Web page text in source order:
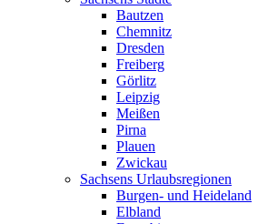
Bautzen
Chemnitz
Dresden
Freiberg
Görlitz
Leipzig
Meißen
Pirna
Plauen
Zwickau
Sachsens Urlaubsregionen
Burgen- und Heideland
Elbland